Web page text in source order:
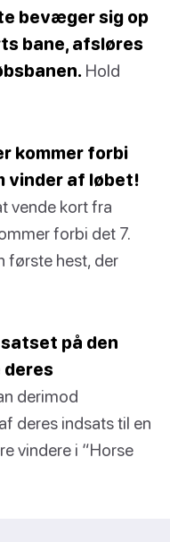
bevæger sig op
bane, afsløres
Hold
kommer forbi
vinder af løbet!
vende kort fra
forbi det 7.
første hest, der
satset på den
deres
derimod
deres indsats til en
vindere i “Horse